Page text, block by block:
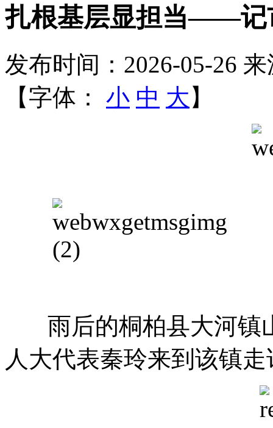
扎根基层显担当——记
发布时间：2026-05-26 来
【字体： 小 中 大 】
雨后的桐柏县大河镇
人大代表秦玲来到该镇